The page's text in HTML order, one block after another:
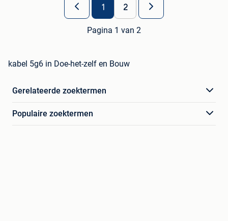
1 2
Pagina 1 van 2
kabel 5g6 in Doe-het-zelf en Bouw
Gerelateerde zoektermen
Populaire zoektermen